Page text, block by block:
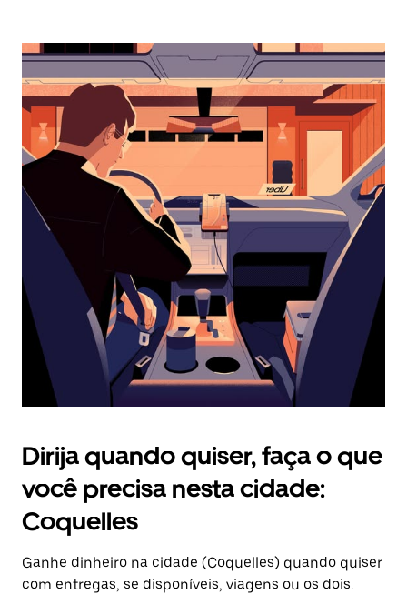
interagir
o
calendário
selecionar
uma
data.
Pressione
a
tecla
“ESC”
o
calendário.
Dirija quando quiser, faça o que
você precisa nesta cidade:
Coquelles
Ganhe dinheiro na cidade (Coquelles) quando quiser
com entregas, se disponíveis, viagens ou os dois.